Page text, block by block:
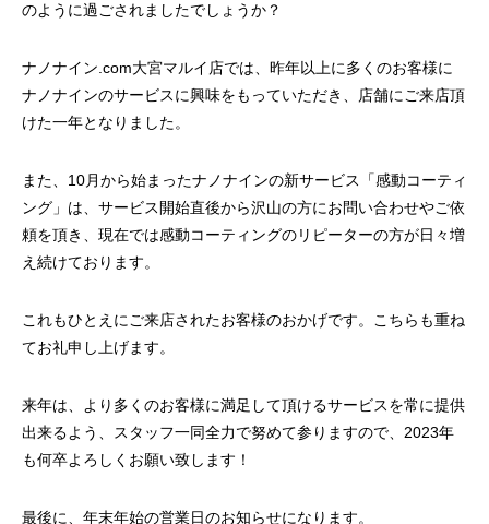
のように過ごされましたでしょうか？
ナノナイン.com大宮マルイ店では、昨年以上に多くのお客様に
ナノナインのサービスに興味をもっていただき、店舗にご来店頂
けた一年となりました。
また、10月から始まったナノナインの新サービス「感動コーティ
ング」は、サービス開始直後から沢山の方にお問い合わせやご依
頼を頂き、現在では感動コーティングのリピーターの方が日々増
え続けております。
これもひとえにご来店されたお客様のおかげです。こちらも重ね
てお礼申し上げます。
来年は、より多くのお客様に満足して頂けるサービスを常に提供
出来るよう、スタッフ一同全力で努めて参りますので、2023年
も何卒よろしくお願い致します！
最後に、年末年始の営業日のお知らせになります。